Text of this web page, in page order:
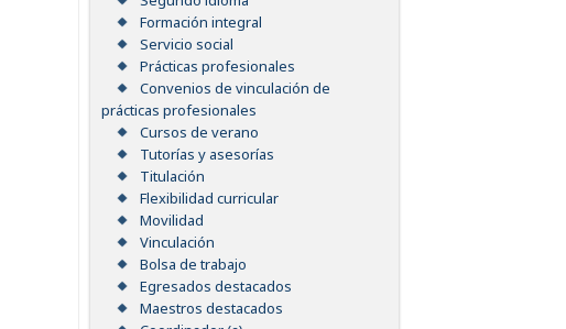
Formación integral
Servicio social
Prácticas profesionales
Convenios de vinculación de
prácticas profesionales
Cursos de verano
Tutorías y asesorías
Titulación
Flexibilidad curricular
Movilidad
Vinculación
Bolsa de trabajo
Egresados destacados
Maestros destacados